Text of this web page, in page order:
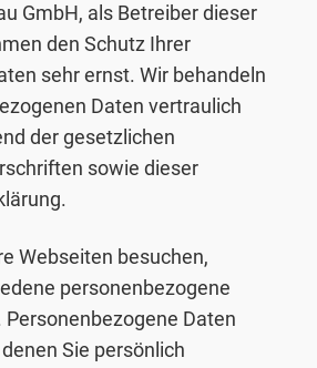
GmbH, als Betreiber dieser
den Schutz Ihrer
sehr ernst. Wir behandeln
Daten vertraulich
der gesetzlichen
sowie dieser
Webseiten besuchen,
personenbezogene
Personenbezogene Daten
Sie persönlich